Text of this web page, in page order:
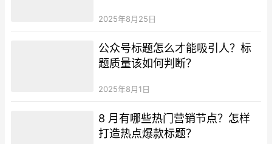
2025年8月25日
公众号标题怎么才能吸引人？标
题质量该如何判断？
2025年8月1日
8 月有哪些热门营销节点？怎样
打造热点爆款标题？